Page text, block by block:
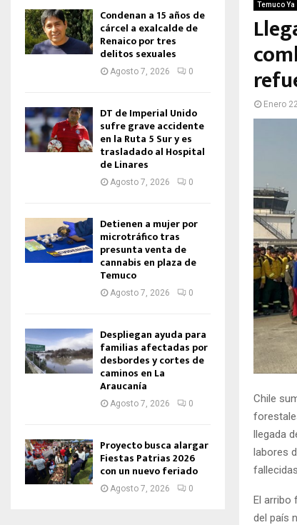
Temuco Ya
Enero
Chile
llegada
labores
El arribo
del país
Condenan a 15 años de
cárcel a exalcalde de
Renaico por tres
delitos sexuales
Agosto 7, 2026 0
DT de Imperial Unido
sufre grave accidente
en la Ruta 5 Sur y es
trasladado al Hospital
de Linares
Agosto 7, 2026 0
Detienen a mujer por
microtráfico tras
presunta venta de
cannabis en plaza de
Temuco
Agosto 7, 2026 0
Despliegan ayuda para
familias afectadas por
desbordes y cortes de
caminos en La
Araucanía
Agosto 7, 2026 0
Proyecto busca alargar
Fiestas Patrias 2026
con un nuevo feriado
Agosto 7, 2026 0